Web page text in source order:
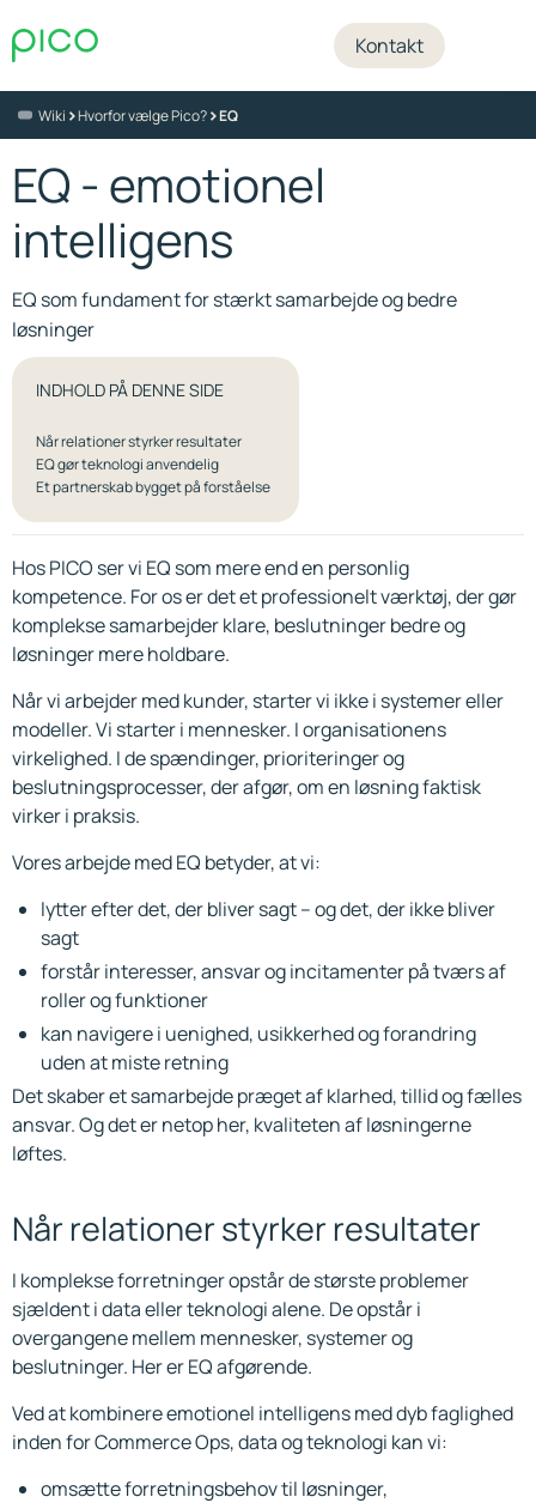
Kontakt
Wiki >Hvorfor vælge Pico?>EQ
EQ - emotionel
intelligens
EQ som fundament for stærkt samarbejde og bedre
løsninger
INDHOLD PÅ DENNE SIDE
Når relationer styrker resultater
EQ gør teknologi anvendelig
Et partnerskab bygget på forståelse
Hos PICO ser vi EQ som mere end en personlig
kompetence. For os er det et professionelt værktøj, der gør
komplekse samarbejder klare, beslutninger bedre og
løsninger mere holdbare.
Når vi arbejder med kunder, starter vi ikke i systemer eller
modeller. Vi starter i mennesker. I organisationens
virkelighed. I de spændinger, prioriteringer og
beslutningsprocesser, der afgør, om en løsning faktisk
virker i praksis.
Vores arbejde med EQ betyder, at vi:
lytter efter det, der bliver sagt – og det, der ikke bliver
sagt
forstår interesser, ansvar og incitamenter på tværs af
roller og funktioner
kan navigere i uenighed, usikkerhed og forandring
uden at miste retning
Det skaber et samarbejde præget af klarhed, tillid og fælles
ansvar. Og det er netop her, kvaliteten af løsningerne
løftes.
Når relationer styrker resultater
I komplekse forretninger opstår de største problemer
sjældent i data eller teknologi alene. De opstår i
overgangene mellem mennesker, systemer og
beslutninger. Her er EQ afgørende.
Ved at kombinere emotionel intelligens med dyb faglighed
inden for Commerce Ops, data og teknologi kan vi:
omsætte forretningsbehov til løsninger,